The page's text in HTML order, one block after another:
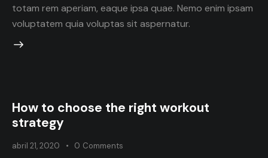
totam rem aperiam, eaque ipsa quae. Nemo enim ipsam
voluptatem quia voluptas sit aspernatur.
How to choose the right workout
strategy
abril 21, 2020 0 Comments